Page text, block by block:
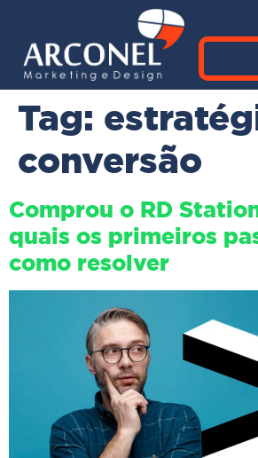
Tag:
conversão
Comprou o RD
quais os primeiros
como resolver